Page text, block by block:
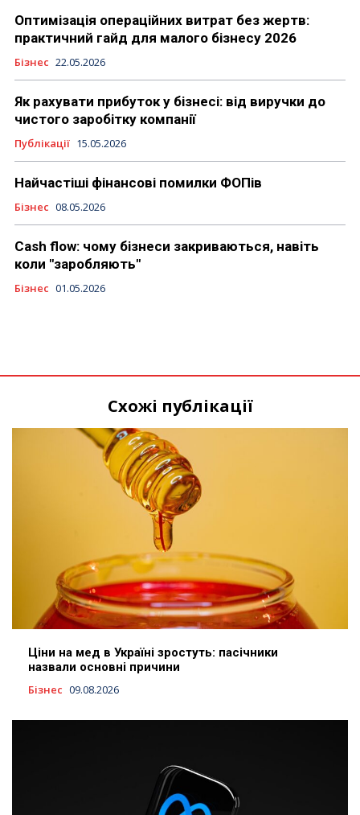
Оптимізація операційних витрат без жертв:
практичний гайд для малого бізнесу 2026
Бізнес 22.05.2026
Як рахувати прибуток у бізнесі: від виручки до
чистого заробітку компанії
Публікації 15.05.2026
Найчастіші фінансові помилки ФОПів
Бізнес 08.05.2026
Cash flow: чому бізнеси закриваються, навіть
коли "заробляють"
Бізнес 01.05.2026
Схожі публікації
Ціни на мед в Україні зростуть: пасічники
назвали основні причини
Бізнес 09.08.2026